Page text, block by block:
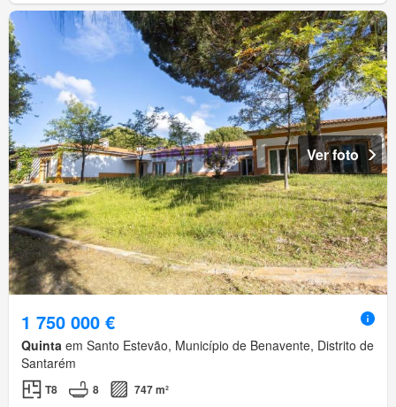
Ver foto
1 750 000 €
Quinta em Santo Estevão, Município de Benavente, Distrito de
Santarém
T8 8 747 m²